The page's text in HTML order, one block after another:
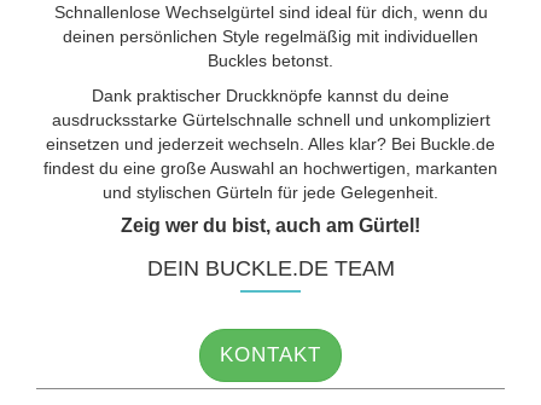
Schnallenlose Wechselgürtel sind ideal für dich, wenn du
deinen persönlichen Style regelmäßig mit individuellen
Buckles betonst.
Dank praktischer Druckknöpfe kannst du deine
ausdrucksstarke Gürtelschnalle schnell und unkompliziert
einsetzen und jederzeit wechseln. Alles klar? Bei Buckle.de
findest du eine große Auswahl an hochwertigen, markanten
und stylischen Gürteln für jede Gelegenheit.
Zeig wer du bist, auch am Gürtel!
DEIN BUCKLE.DE TEAM
KONTAKT